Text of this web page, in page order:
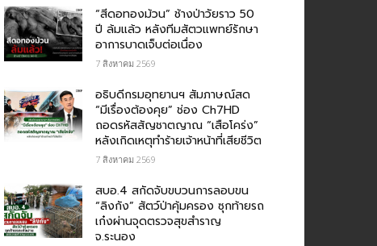
“สีดอทองม้วน” ช้างป่าวัยราว 50
ปี ล้มแล้ว หลังทีมสัตวแพทย์รักษา
อาการบาดเจ็บต่อเนื่อง
7 สิงหาคม 2569
อธิบดีกรมอุทยานฯ สัมภาษณ์สด
“มีเรื่องต้องคุย” ช่อง Ch7HD
ถอดรหัสสัญชาตญาณ “เสือโคร่ง”
หลังเกิดเหตุทำร้ายเจ้าหน้าที่เสียชีวิต
7 สิงหาคม 2569
สบอ.4 สกัดจับขบวนการลอบขน
“ลิงกัง” สัตว์ป่าคุ้มครอง ซุกท้ายรถ
เก๋งผ่านจุดตรวจสุขสำราญ
จ.ระนอง